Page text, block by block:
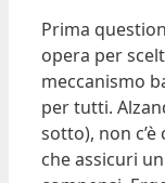
Prima
opera per
meccanismo
per tutti.
sotto), non
che assicuri